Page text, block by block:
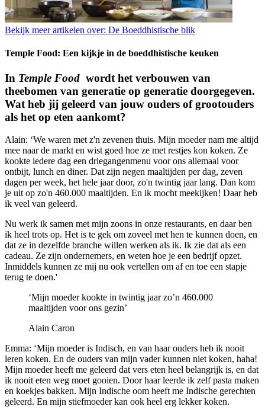
Bekijk meer artikelen over: De Boeddhistische blik
Temple Food: Een kijkje in de boeddhistische keuken
In Temple Food wordt het verbouwen van
theebomen van generatie op generatie doorgegeven.
Wat heb jij geleerd van jouw ouders of grootouders
als het op eten aankomt?
Alain: ‘We waren met z'n zevenen thuis. Mijn moeder nam me altijd
mee naar de markt en wist goed hoe ze met restjes kon koken. Ze
kookte iedere dag een driegangenmenu voor ons allemaal voor
ontbijt, lunch en diner. Dat zijn negen maaltijden per dag, zeven
dagen per week, het hele jaar door, zo'n twintig jaar lang. Dan kom
je uit op zo'n 460.000 maaltijden. En ik mocht meekijken! Daar heb
ik veel van geleerd.
Nu werk ik samen met mijn zoons in onze restaurants, en daar ben
ik heel trots op. Het is te gek om zoveel met hen te kunnen doen, en
dat ze in dezelfde branche willen werken als ik. Ik zie dat als een
cadeau. Ze zijn ondernemers, en weten hoe je een bedrijf opzet.
Inmiddels kunnen ze mij nu ook vertellen om af en toe een stapje
terug te doen.'
‘Mijn moeder kookte in twintig jaar zo’n 460.000
maaltijden voor ons gezin’
Alain Caron
Emma: ‘Mijn moeder is Indisch, en van haar ouders heb ik nooit
leren koken. En de ouders van mijn vader kunnen niet koken, haha!
Mijn moeder heeft me geleerd dat vers eten heel belangrijk is, en dat
ik nooit eten weg moet gooien. Door haar leerde ik zelf pasta maken
en koekjes bakken. Mijn Indische oom heeft me Indische gerechten
geleerd. En mijn stiefmoeder kan ook heel erg lekker koken.